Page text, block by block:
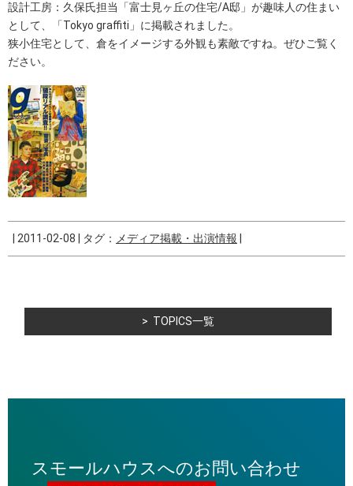
設計工房：久保氏担当「富士見ヶ丘の住宅/A邸」が趣味人の住まい
として、「Tokyo graffiti」に掲載されました。
狭小住宅として、倉をイメージする外観も素敵ですね。ぜひご覧く
ださい。
| 2011-02-08 | タグ： メディア掲載・出演情報 |
TOPICS一覧
スモールハウスへのお問い合わせ